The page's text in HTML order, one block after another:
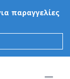
παραγγελίες